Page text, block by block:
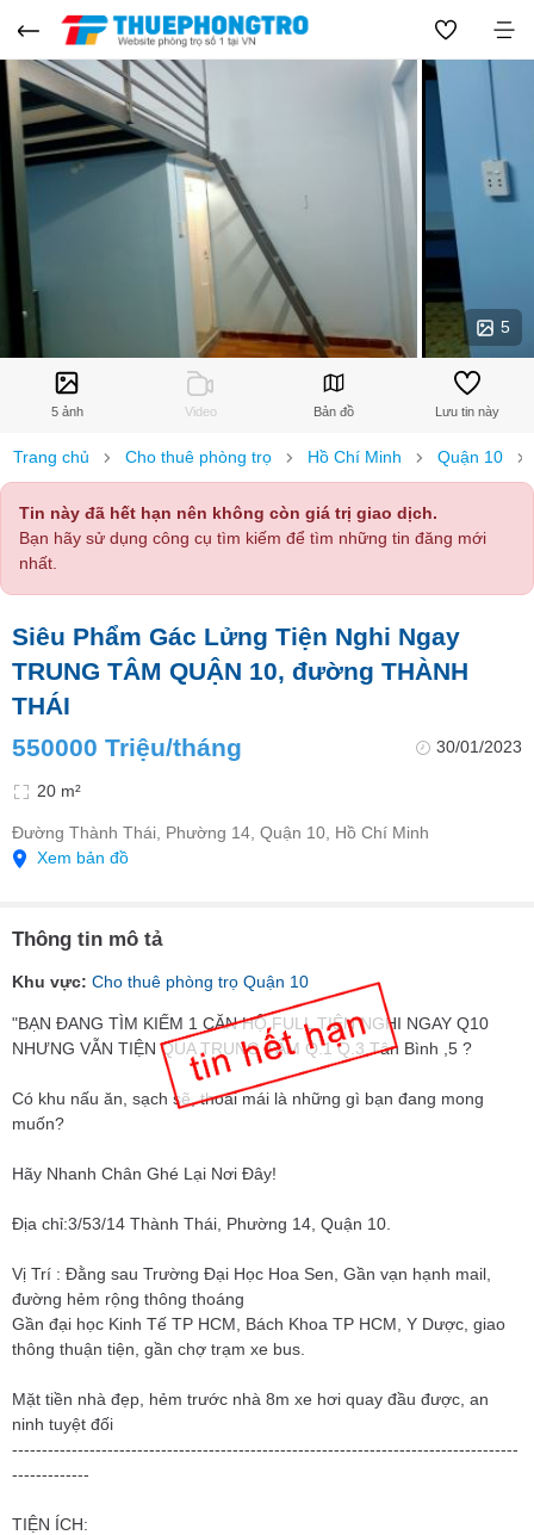
5
5 ảnh Video Bản đồ Lưu tin này
Trang chủ Cho thuê phòng trọ Hồ Chí Minh Quận 10
Tin này đã hết hạn nên không còn giá trị giao dịch.
Bạn hãy sử dụng công cụ tìm kiếm để tìm những tin đăng mới
nhất.
Siêu Phẩm Gác Lửng Tiện Nghi Ngay
TRUNG TÂM QUẬN 10, đường THÀNH
THÁI
550000 Triệu/tháng
30/01/2023
20 m²
Đường Thành Thái, Phường 14, Quận 10, Hồ Chí Minh
Xem bản đồ
Thông tin mô tả
Khu vực: Cho thuê phòng trọ Quận 10
"BẠN ĐANG TÌM KIẾM 1 CĂN HỘ FULL TIỆN NGHI NGAY Q10
NHƯNG VẪN TIỆN QUA TRUNG TÂM Q.1 Q.3,Tân Bình ,5 ?
Có khu nấu ăn, sạch sẽ, thoải mái là những gì bạn đang mong
muốn?
Hãy Nhanh Chân Ghé Lại Nơi Đây!
Địa chỉ:3/53/14 Thành Thái, Phường 14, Quận 10.
Vị Trí : Đằng sau Trường Đại Học Hoa Sen, Gần vạn hạnh mail,
đường hẻm rộng thông thoáng
Gần đại học Kinh Tế TP HCM, Bách Khoa TP HCM, Y Dược, giao
thông thuận tiện, gần chợ trạm xe bus.
Mặt tiền nhà đẹp, hẻm trước nhà 8m xe hơi quay đầu được, an
ninh tuyệt đối
-------------------------------------------------------------------------------------
-------------
TIỆN ÍCH: